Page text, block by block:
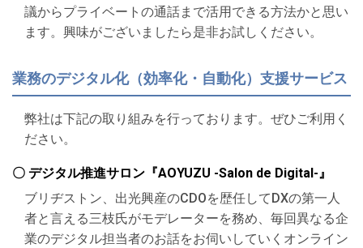
議からプライベートの通話まで活用できる方法かと思い
ます。興味がございましたら是非お試しください。
業務のデジタル化（効率化・自動化）支援サービス
弊社は下記の取り組みを行っております。ぜひご利用く
ださい。
〇 デジタル推進サロン『AOYUZU -Salon de Digital-』
ブリヂストン、出光興産のCDOを歴任してDXの第一人
者と言える三枝氏がモデレーターを務め、毎回異なる企
業のデジタル担当者のお話をお伺いしていくオンライン